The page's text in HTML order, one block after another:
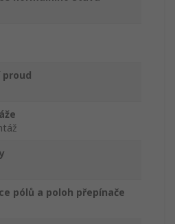
pólů a poloh přepínače